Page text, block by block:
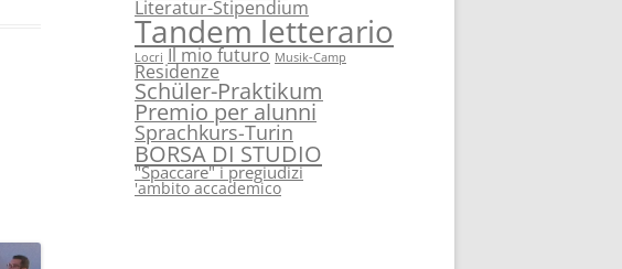
Literatur-Stipendium
Tandem letterario
Locri Il mio futuro Musik-Camp
Residenze
Schüler-Praktikum
Premio per alunni
Sprachkurs-Turin
BORSA DI STUDIO
"Spaccare" i pregiudizi
'ambito accademico